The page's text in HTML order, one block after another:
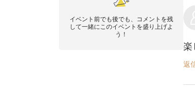
イベント前でも後でも、コメントを残
して一緒にこのイベントを盛り上げよ
う！
楽
返